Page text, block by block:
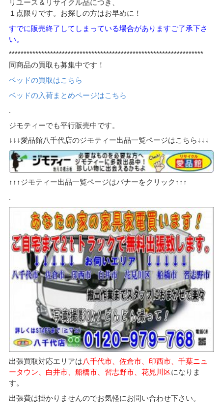
リユース＆リサイクル品につき、
１点限りです。お探しの方はお早めに！
すでに販売終了してしまっている場合がありますご了承下さ
い。
******************************************************************
同商品の買取も募集中です！
ベッドの買取はこちら
ベッドの入荷まとめページはこちら
.
ジモティーでも平行販売中です。
↓↓↓愛品館八千代店のジモティー出品一覧ページはこちら↓↓↓
↑↑↑ジモティー出品一覧ページはバナーをクリック↑↑↑
.
出張買取対応エリアは八千代市、佐倉市、印西市、千葉ニュ
ータウン、白井市、船橋市、習志野市、花見川区になりま
す。
出張費は掛かりませんのでお気軽にお問い合わせ下さい。
.